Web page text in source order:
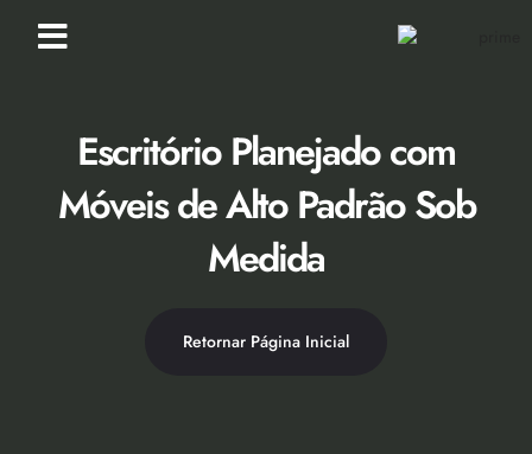
Escritório Planejado com
Móveis de Alto Padrão Sob
Medida
Retornar Página Inicial